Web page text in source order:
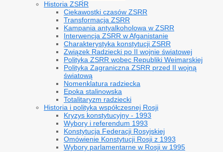
Historia ZSRR
Ciekawostki czasów ZSRR
Transformacja ZSRR
Kampania antyalkoholowa w ZSRR
Interwencja ZSRR w Afganistanie
Charakterystyka konstytucji ZSRR
Związek Radziecki po II wojnie światowej
Polityka ZSRR wobec Republiki Weimarskiej
Polityka Zagraniczna ZSRR przed II wojną
światową
Nomenklatura radziecka
Epoka stalinowska
Totalitaryzm radziecki
Historia i polityka współczesnej Rosji
Kryzys konstytucyjny - 1993
Wybory i referendum 1993
Konstytucja Federacji Rosyjskiej
Omówienie Konstytucji Rosji z 1993
Wybory parlamentarne w Rosji w 1995